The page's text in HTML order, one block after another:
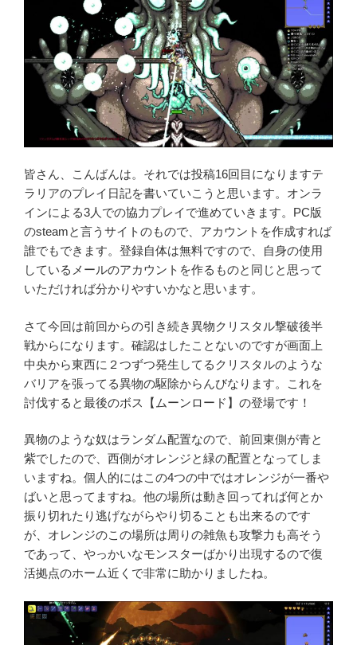
皆さん、こんばんは。それでは投稿16回目になりますテ
ラリアのプレイ日記を書いていこうと思います。オンラ
インによる3人での協力プレイで進めていきます。PC版
のsteamと言うサイトのもので、アカウントを作成すれば
誰でもできます。登録自体は無料ですので、自身の使用
しているメールのアカウントを作るものと同じと思って
いただければ分かりやすいかなと思います。
さて今回は前回からの引き続き異物クリスタル撃破後半
戦からになります。確認はしたことないのですが画面上
中央から東西に２つずつ発生してるクリスタルのような
バリアを張ってる異物の駆除からんびなります。これを
討伐すると最後のボス【ムーンロード】の登場です！
異物のような奴はランダム配置なので、前回東側が青と
紫でしたので、西側がオレンジと緑の配置となってしま
いますね。個人的にはこの4つの中ではオレンジが一番や
ばいと思ってますね。他の場所は動き回ってれば何とか
振り切れたり逃げながらやり切ることも出来るのです
が、オレンジのこの場所は周りの雑魚も攻撃力も高そう
であって、やっかいなモンスターばかり出現するので復
活拠点のホーム近くで非常に助かりましたね。